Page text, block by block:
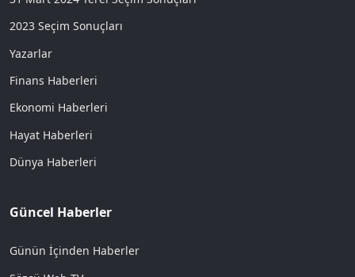
2023 Seçim Sonuçları
Yazarlar
Finans Haberleri
Ekonomi Haberleri
Hayat Haberleri
Dünya Haberleri
Güncel Haberler
Günün İçinden Haberler